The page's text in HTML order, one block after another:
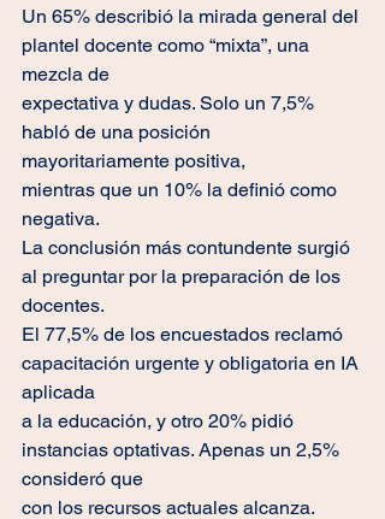
Un 65% describió la mirada general del
plantel docente como “mixta”, una
mezcla de
expectativa y dudas. Solo un 7,5%
habló de una posición
mayoritariamente positiva,
mientras que un 10% la definió como
negativa.
La conclusión más contundente surgió
al preguntar por la preparación de los
docentes.
El 77,5% de los encuestados reclamó
capacitación urgente y obligatoria en IA
aplicada
a la educación, y otro 20% pidió
instancias optativas. Apenas un 2,5%
consideró que
con los recursos actuales alcanza.